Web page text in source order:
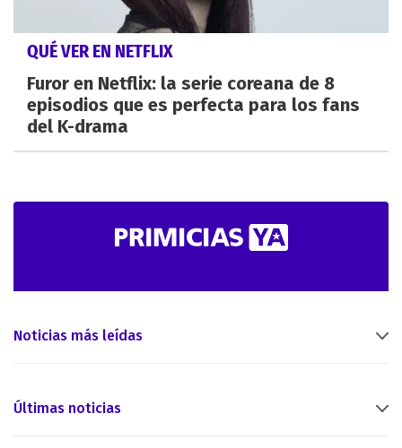
QUÉ VER EN NETFLIX
Furor en Netflix: la serie coreana de 8
episodios que es perfecta para los fans
del K-drama
Noticias más leídas
Últimas noticias